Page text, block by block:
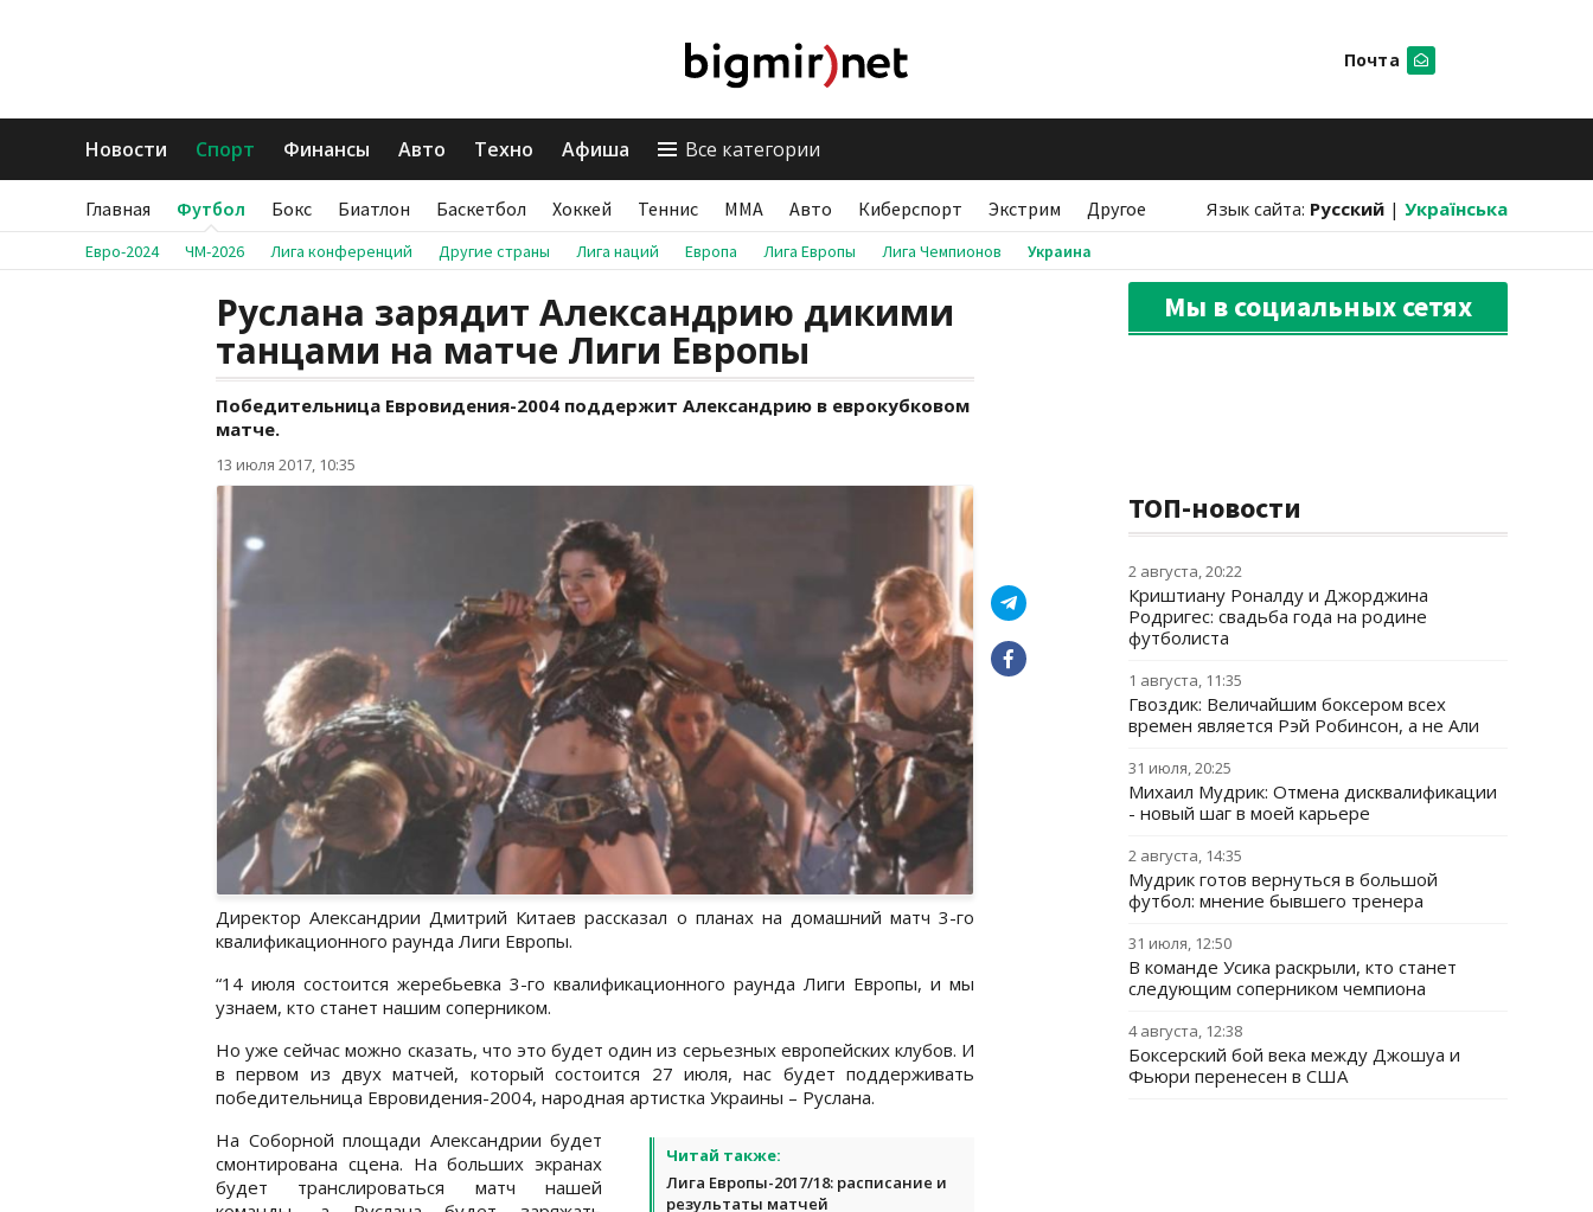
Почта
Новости Спорт Финансы Авто Техно Афиша Все категории
Главная Футбол Бокс Биатлон Баскетбол Хоккей Теннис ММА Авто Киберспорт Экстрим Другое Язык сайта: Русский | Українська
Евро-2024 ЧМ-2026 Лига конференций Другие страны Лига наций Европа Лига Европы Лига Чемпионов Украина
Руслана зарядит Александрию дикими
танцами на матче Лиги Европы
Победительница Евровидения-2004 поддержит Александрию в еврокубковом
матче.
13 июля 2017, 10:35
Директор Александрии Дмитрий Китаев рассказал о планах на домашний матч 3-го
квалификационного раунда Лиги Европы.
“14 июля состоится жеребьевка 3-го квалификационного раунда Лиги Европы, и мы
узнаем, кто станет нашим соперником.
Но уже сейчас можно сказать, что это будет один из серьезных европейских клубов. И
в первом из двух матчей, который состоится 27 июля, нас будет поддерживать
победительница Евровидения-2004, народная артистка Украины – Руслана.
Читай также:
Лига Европы-2017/18: расписание и
результаты матчей
На Соборной площади Александрии будет
смонтирована сцена. На больших экранах
будет транслироваться матч нашей
Мы в социальных сетях
ТОП-новости
2 августа, 20:22
Криштиану Роналду и Джорджина
Родригес: свадьба года на родине
футболиста
1 августа, 11:35
Гвоздик: Величайшим боксером всех
времен является Рэй Робинсон, а не Али
31 июля, 20:25
Михаил Мудрик: Отмена дисквалификации
- новый шаг в моей карьере
2 августа, 14:35
Мудрик готов вернуться в большой
футбол: мнение бывшего тренера
31 июля, 12:50
В команде Усика раскрыли, кто станет
следующим соперником чемпиона
4 августа, 12:38
Боксерский бой века между Джошуа и
Фьюри перенесен в США